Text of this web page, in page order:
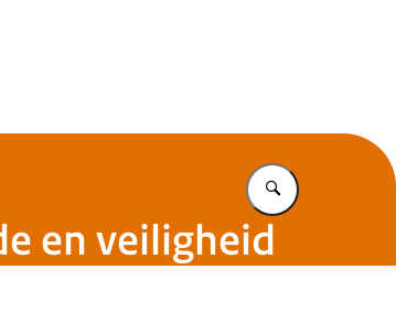
Vul in wat u
en veiligheid